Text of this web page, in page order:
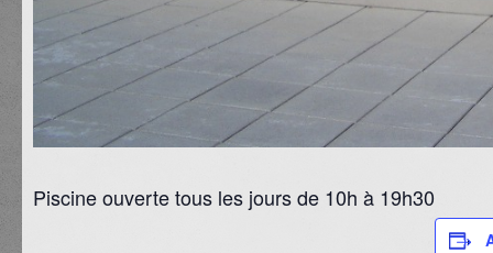
Piscine ouverte tous les jours de 10h à 19h30